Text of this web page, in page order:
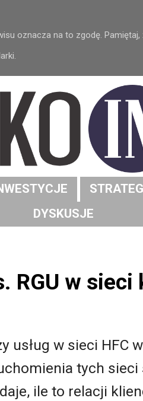
oznacza na to zgodę. Pamiętaj,
DYSKUSJE
RGU w sieci
usług w sieci HFC
tych
ile to relacji